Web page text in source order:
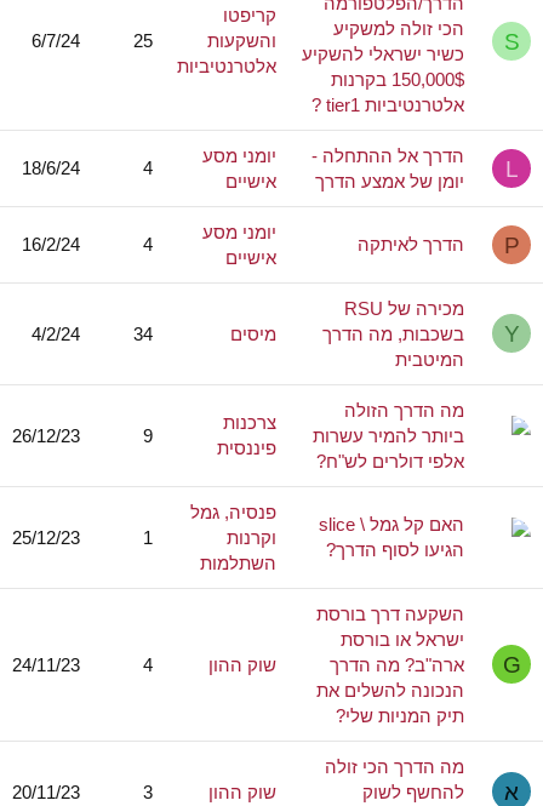
S
הכי זולה למשקיע
כשיר ישראלי להשקיע
150,000$ בקרנות
אלטרנטיביות tier1 ?
קריפטו
והשקעות
אלטרנטיביות
25
6/7/24
L
הדרך אל ההתחלה -
יומן של אמצע הדרך
יומני מסע
אישיים
4
18/6/24
P הדרך לאיתקה
יומני מסע
אישיים
4
16/2/24
Y
מכירה של RSU
בשכבות, מה הדרך
המיטבית
מיסים 34
4/2/24
מה הדרך הזולה
ביותר להמיר עשרות
אלפי דולרים לש"ח?
צרכנות
פיננסית
9
26/12/23
האם קל גמל \ slice
הגיעו לסוף הדרך?
פנסיה, גמל
וקרנות
השתלמות
1
25/12/23
G
השקעה דרך בורסת
ישראל או בורסת
ארה"ב? מה הדרך
הנכונה להשלים את
תיק המניות שלי?
שוק ההון 4
24/11/23
א
מה הדרך הכי זולה
להחשף לשוק
שוק ההון 3
20/11/23